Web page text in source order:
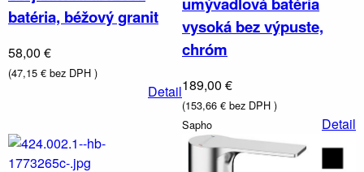
Vodovodné
batérie a
batéria, béžový granit
58,00 €
(47,15 € bez DPH )
Detail
vysoká bez výpuste,
chróm
189,00 €
(153,66 € bez DPH )
Sapho
Detail